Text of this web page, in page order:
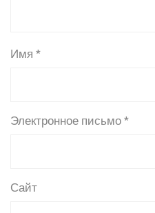
Имя*
Электронное письмо*
Сайт